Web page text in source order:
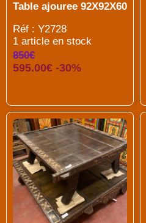
Table ajouree 92X92X60
Réf : Y2728
1 article en stock
850€
595.00€ -30%